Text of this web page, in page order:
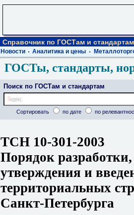
Справочник по ГОСТам и стандартам
Новости Аналитика и цены
ГОСТы, стандарты,
Поиск по ГОСТам и стандартам
Сортировать по дате по
ТСН 10-301-2003
Порядок разработки,
утверждения и
территориальных
Санкт-Петербурга